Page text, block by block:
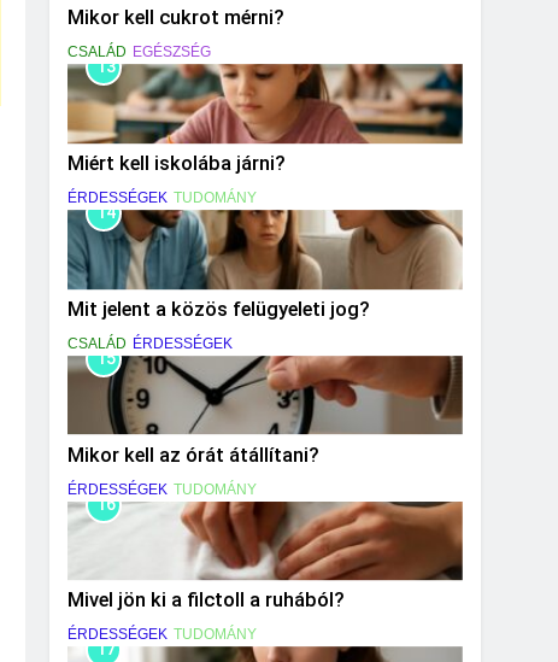
Mikor kell cukrot mérni?
CSALÁD EGÉSZSÉG
13
Miért kell iskolába járni?
ÉRDESSÉGEK TUDOMÁNY
14
Mit jelent a közös felügyeleti jog?
CSALÁD ÉRDESSÉGEK
15
Mikor kell az órát átállítani?
ÉRDESSÉGEK TUDOMÁNY
16
Mivel jön ki a filctoll a ruhából?
ÉRDESSÉGEK TUDOMÁNY
17